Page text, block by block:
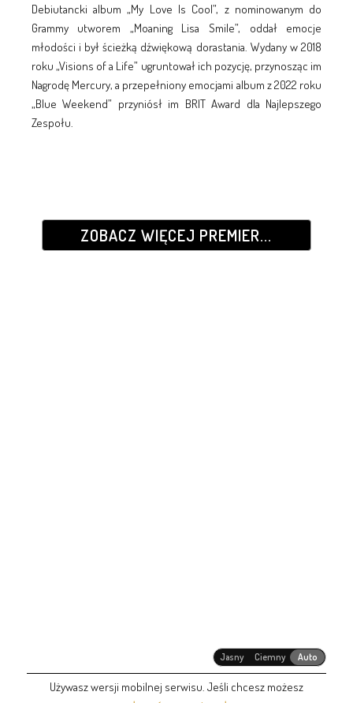
Debiutancki album „My Love Is Cool”, z nominowanym do
Grammy utworem „Moaning Lisa Smile”, oddał emocje
młodości i był ścieżką dźwiękową dorastania. Wydany w 2018
roku „Visions of a Life” ugruntował ich pozycję, przynosząc im
Nagrodę Mercury, a przepełniony emocjami album z 2022 roku
„Blue Weekend” przyniósł im BRIT Award dla Najlepszego
Zespołu.
ZOBACZ WIĘCEJ PREMIER...
Jasny Ciemny Auto
Używasz wersji mobilnej serwisu. Jeśli chcesz możesz